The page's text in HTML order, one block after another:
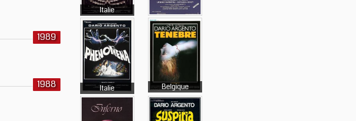
1989
1988
Italie
Italie Belgique